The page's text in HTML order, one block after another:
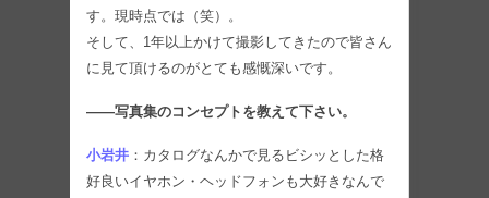
す。現時点では（笑）。
そして、1年以上かけて撮影してきたので皆さん
に見て頂けるのがとても感慨深いです。
――写真集のコンセプトを教えて下さい。
小岩井 ：カタログなんかで見るビシッとした格
好良いイヤホン・ヘッドフォンも大好きなんで